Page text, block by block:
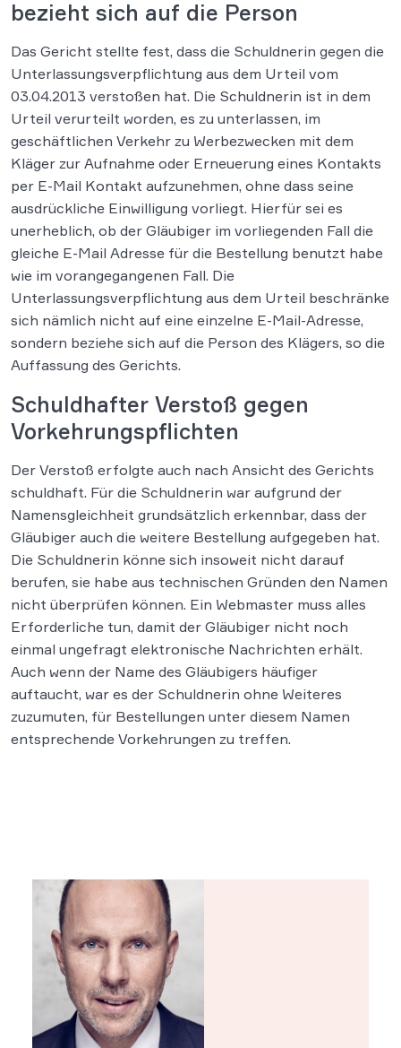
bezieht sich auf die Person
Das Gericht stellte fest, dass die Schuldnerin gegen die
Unterlassungsverpflichtung aus dem Urteil vom
03.04.2013 verstoßen hat. Die Schuldnerin ist in dem
Urteil verurteilt worden, es zu unterlassen, im
geschäftlichen Verkehr zu Werbezwecken mit dem
Kläger zur Aufnahme oder Erneuerung eines Kontakts
per E-Mail Kontakt aufzunehmen, ohne dass seine
ausdrückliche Einwilligung vorliegt. Hierfür sei es
unerheblich, ob der Gläubiger im vorliegenden Fall die
gleiche E-Mail Adresse für die Bestellung benutzt habe
wie im vorangegangenen Fall. Die
Unterlassungsverpflichtung aus dem Urteil beschränke
sich nämlich nicht auf eine einzelne E-Mail-Adresse,
sondern beziehe sich auf die Person des Klägers, so die
Auffassung des Gerichts.
Schuldhafter Verstoß gegen
Vorkehrungspflichten
Der Verstoß erfolgte auch nach Ansicht des Gerichts
schuldhaft. Für die Schuldnerin war aufgrund der
Namensgleichheit grundsätzlich erkennbar, dass der
Gläubiger auch die weitere Bestellung aufgegeben hat.
Die Schuldnerin könne sich insoweit nicht darauf
berufen, sie habe aus technischen Gründen den Namen
nicht überprüfen können. Ein Webmaster muss alles
Erforderliche tun, damit der Gläubiger nicht noch
einmal ungefragt elektronische Nachrichten erhält.
Auch wenn der Name des Gläubigers häufiger
auftaucht, war es der Schuldnerin ohne Weiteres
zuzumuten, für Bestellungen unter diesem Namen
entsprechende Vorkehrungen zu treffen.